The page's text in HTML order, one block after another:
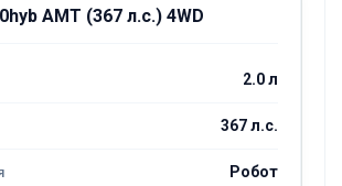
AMT (367 л.с.) 4WD
2.0 л
367 л.с.
Робот